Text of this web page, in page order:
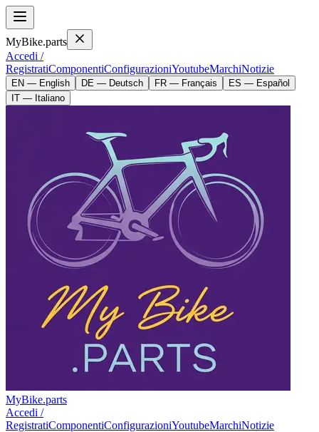
MyBike.parts
Accedi /
RegistratiComponentiConfigurazioniYoutubeMarchiNotizie
EN — English DE — Deutsch FR — Français
ES — Español
IT — Italiano
MyBike.parts
Accedi /
RegistratiComponentiConfigurazioniYoutubeMarchiNotizie